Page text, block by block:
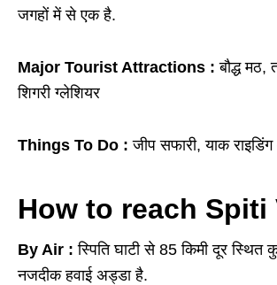
जगहों में से एक है.
Major Tourist Attractions : बौद्ध मठ,
शिगरी ग्लेशियर
Things To Do : जीप सफारी, याक
How to reach Spiti
By Air : स्पिति घाटी से 85 किमी दूर स्थित
नजदीक हवाई अड्डा है.